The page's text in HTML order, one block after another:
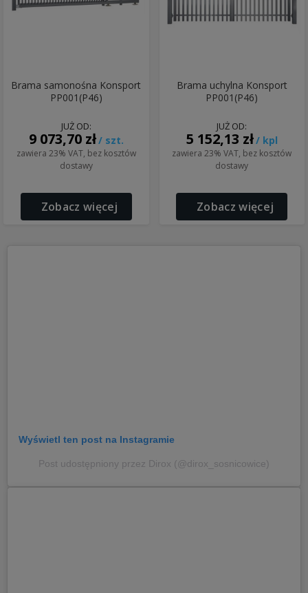
Brama samonośna Konsport
PP001(P46)
JUŻ OD:
9 073,70 zł/ szt.
zawiera 23% VAT, bez kosztów
dostawy
Zobacz więcej
Brama uchylna Konsport
PP001(P46)
JUŻ OD:
5 152,13 zł/ kpl
zawiera 23% VAT, bez kosztów
dostawy
Zobacz więcej
Wyświetl ten post na Instagramie
Post udostępniony przez Dirox (@dirox_sosnicowice)